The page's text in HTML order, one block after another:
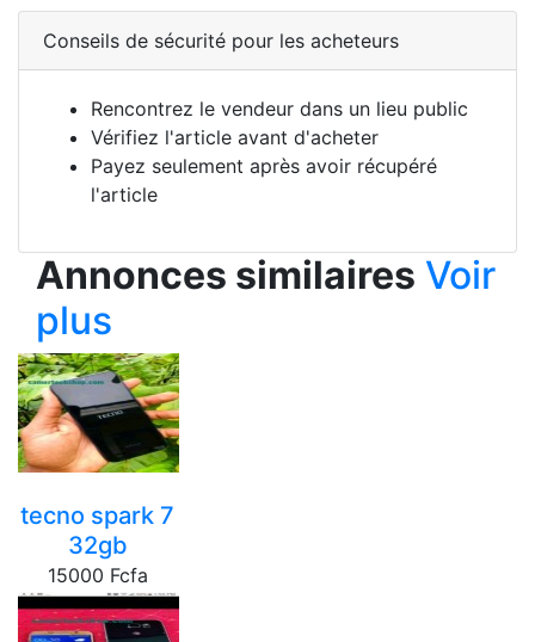
Conseils de sécurité pour les acheteurs
Rencontrez le vendeur dans un lieu public
Vérifiez l'article avant d'acheter
Payez seulement après avoir récupéré
l'article
Annonces similaires Voir
plus
tecno spark 7
32gb
15000 Fcfa
yaounde